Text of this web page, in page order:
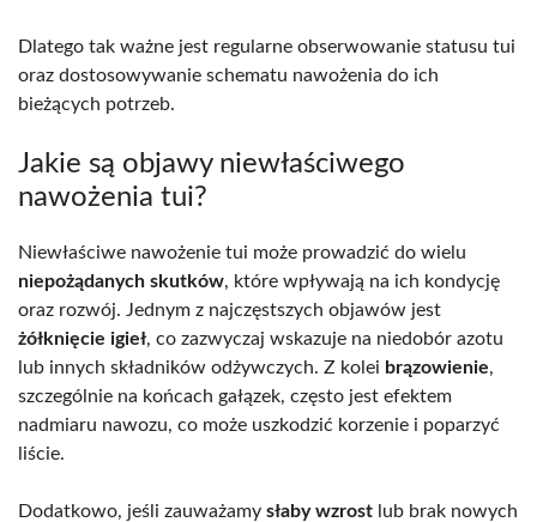
Dlatego tak ważne jest regularne obserwowanie statusu tui
oraz dostosowywanie schematu nawożenia do ich
bieżących potrzeb.
Jakie są objawy niewłaściwego
nawożenia tui?
Niewłaściwe nawożenie tui może prowadzić do wielu
niepożądanych skutków, które wpływają na ich kondycję
oraz rozwój. Jednym z najczęstszych objawów jest
żółknięcie igieł, co zazwyczaj wskazuje na niedobór azotu
lub innych składników odżywczych. Z kolei brązowienie,
szczególnie na końcach gałązek, często jest efektem
nadmiaru nawozu, co może uszkodzić korzenie i poparzyć
liście.
Dodatkowo, jeśli zauważamy słaby wzrost lub brak nowych